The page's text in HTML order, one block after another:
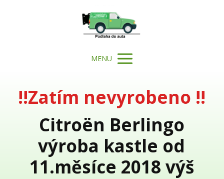
MENU
!!Zatím nevyrobeno !!
Citroën Berlingo
výroba kastle od
11.měsíce 2018 výš